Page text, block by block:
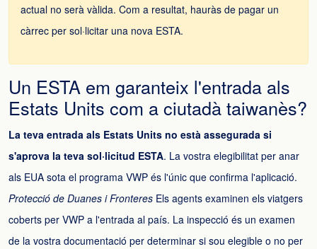
actual no serà vàlida. Com a resultat, hauràs de pagar un
càrrec per sol·licitar una nova ESTA.
Un ESTA em garanteix l'entrada als
Estats Units com a ciutadà taiwanès?
La teva entrada als Estats Units no està assegurada si
s'aprova la teva sol·licitud ESTA. La vostra elegibilitat per anar
als EUA sota el programa VWP és l'únic que confirma l'aplicació.
Protecció de Duanes i Fronteres Els agents examinen els viatgers
coberts per VWP a l'entrada al país. La inspecció és un examen
de la vostra documentació per determinar si sou elegible o no per